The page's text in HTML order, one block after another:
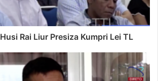
Rai Liur Presiza Kumpri Lei TL